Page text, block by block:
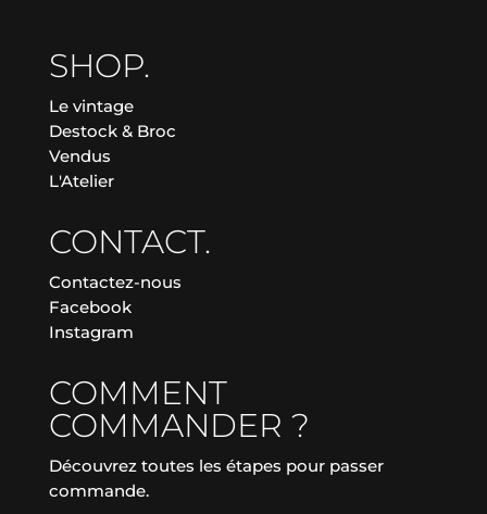
SHOP.
Le vintage
Destock & Broc
Vendus
L'Atelier
CONTACT.
Contactez-nous
Facebook
Instagram
COMMENT
COMMANDER ?
Découvrez toutes les étapes pour passer
commande.